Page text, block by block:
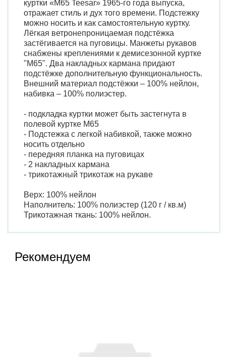
куртки «M65 Teesar» 1965-го года выпуска,
отражает стиль и дух того времени. Подстежку
можно носить и как самостоятельную куртку.
Лёгкая ветронепроницаемая подстёжка
застёгивается на пуговицы. Манжеты рукавов
снабжены креплениями к демисезонной куртке
"М65". Два накладных кармана придают
подстёжке дополнительную функциональность.
Внешний материал подстёжки – 100% нейлон,
набивка – 100% полиэстер.
- подкладка куртки может быть застегнута в
полевой куртке M65
- Подстежка с легкой набивкой, также можно
носить отдельно
- передняя планка на пуговицах
- 2 накладных кармана
- трикотажный трикотаж на рукаве
Верх: 100% нейлон
Наполнитель: 100% полиэстер (120 г / кв.м)
Трикотажная ткань: 100% нейлон.
Рекомендуем